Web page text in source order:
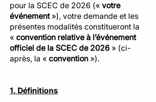
pour la SCEC de 2026 (« votre
événement»), votre demande et les
présentes modalités constitueront la
« convention relative à l’événement
officiel de la SCEC de 2026 » (ci-
après, la « convention »).
1. Définitions